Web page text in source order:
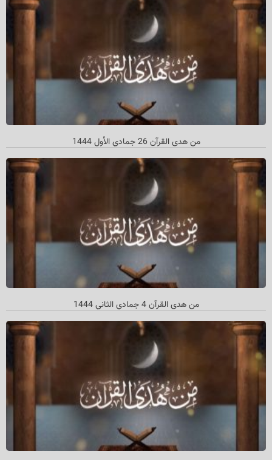
من هدی القرآن 26 جمادي الأول 1444
من هدی القرآن 4 جمادي الثاني 1444